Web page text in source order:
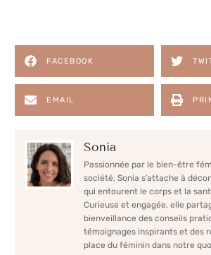
FACEBOOK
EMAIL
Sonia
Passionnée par le bien-être
société, Sonia s’attache à
qui entourent le corps et la
Curieuse et engagée, elle
bienveillance des conseils
témoignages inspirants et des
place du féminin dans notre